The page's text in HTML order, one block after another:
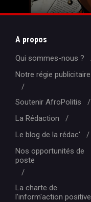
A propos
Qui sommes-nous ?
Notre régie publicitaire
Soutenir AfroPolitis
La Rédaction
Le blog de la rédac'
Nos opportunités de
poste
La charte de
l'inform'action positive